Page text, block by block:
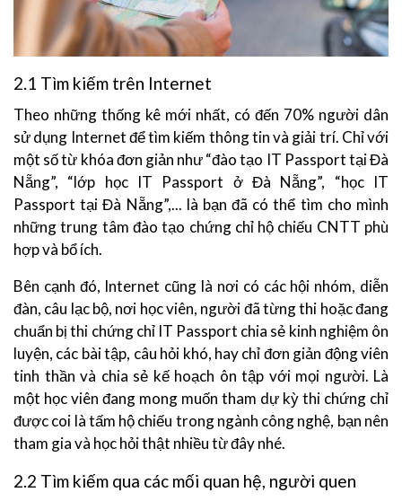
2.1 Tìm kiếm trên Internet
Theo những thống kê mới nhất, có đến 70% người dân
sử dụng Internet để tìm kiếm thông tin và giải trí. Chỉ với
một số từ khóa đơn giản như “đào tạo IT Passport tại Đà
Nẵng”, “lớp học IT Passport ở Đà Nẵng”, “học IT
Passport tại Đà Nẵng”,... là bạn đã có thể tìm cho mình
những trung tâm đào tạo chứng chỉ hộ chiếu CNTT phù
hợp và bổ ích.
Bên cạnh đó, Internet cũng là nơi có các hội nhóm, diễn
đàn, câu lạc bộ, nơi học viên, người đã từng thi hoặc đang
chuẩn bị thi chứng chỉ IT Passport chia sẻ kinh nghiệm ôn
luyện, các bài tập, câu hỏi khó, hay chỉ đơn giản động viên
tinh thần và chia sẻ kế hoạch ôn tập với mọi người. Là
một học viên đang mong muốn tham dự kỳ thi chứng chỉ
được coi là tấm hộ chiếu trong ngành công nghệ, bạn nên
tham gia và học hỏi thật nhiều từ đây nhé.
2.2 Tìm kiếm qua các mối quan hệ, người quen